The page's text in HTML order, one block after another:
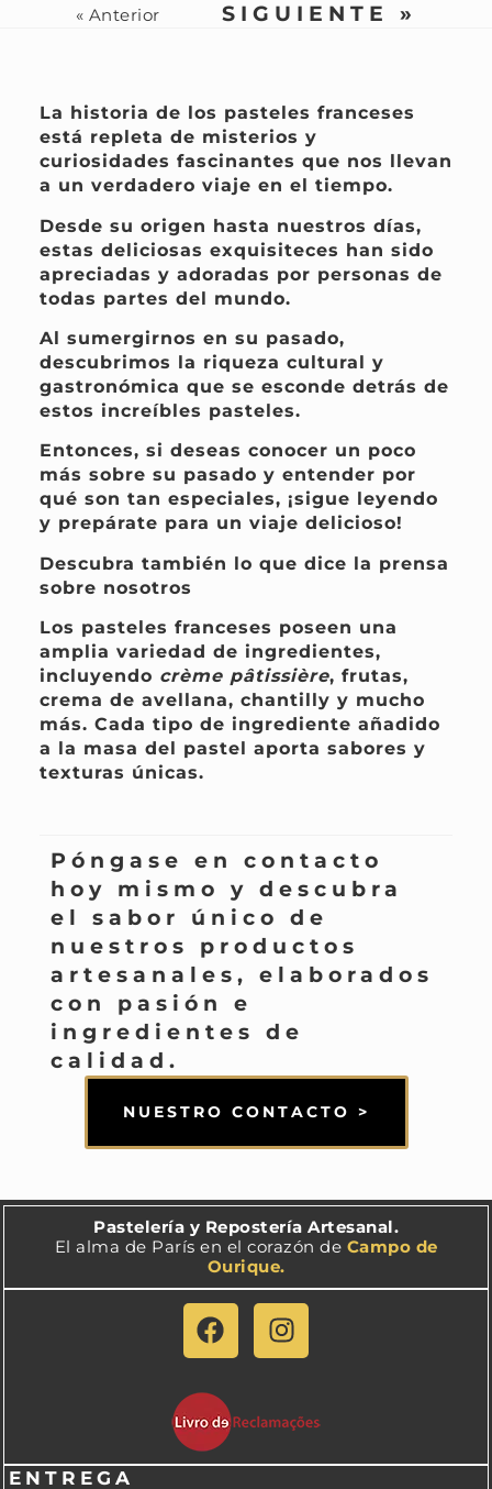
« Anterior SIGUIENTE »
La historia de los pasteles franceses
está repleta de misterios y
curiosidades fascinantes que nos llevan
a un verdadero viaje en el tiempo.
Desde su origen hasta nuestros días,
estas deliciosas exquisiteces han sido
apreciadas y adoradas por personas de
todas partes del mundo.
Al sumergirnos en su pasado,
descubrimos la riqueza cultural y
gastronómica que se esconde detrás de
estos increíbles pasteles.
Entonces, si deseas conocer un poco
más sobre su pasado y entender por
qué son tan especiales, ¡sigue leyendo
y prepárate para un viaje delicioso!
Descubra también lo que dice la prensa
sobre nosotros
Los pasteles franceses poseen una
amplia variedad de ingredientes,
incluyendo crème pâtissière, frutas,
crema de avellana, chantilly y mucho
más. Cada tipo de ingrediente añadido
a la masa del pastel aporta sabores y
texturas únicas.
Póngase en contacto
hoy mismo y descubra
el sabor único de
nuestros productos
artesanales, elaborados
con pasión e
ingredientes de
calidad.
NUESTRO CONTACTO >
Pastelería y Repostería Artesanal.
El alma de París en el corazón de Campo de
Ourique.
ENTREGA